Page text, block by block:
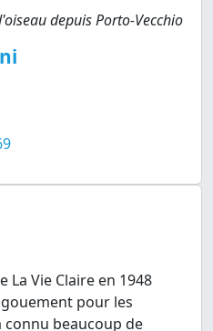
depuis Porto-Vecchio
Vie Claire en 1948
pour les
connu beaucoup de